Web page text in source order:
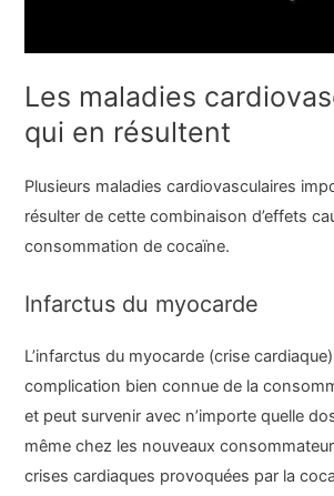
Les maladies
qui en résultent
Plusieurs maladies cardiovasculaires
résulter de cette combinaison d’effets
consommation de cocaïne.
Infarctus du myocarde
L’infarctus du myocarde (crise
complication bien connue de la
et peut survenir avec n’importe quelle
même chez les nouveaux
crises cardiaques provoquées par la